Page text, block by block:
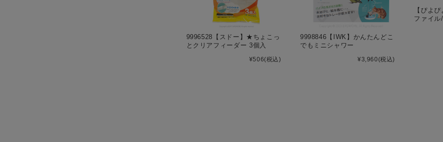
9996528【スドー】★ちょこっ
とクリアフィーダー 3個入
¥506(税込)
9998846【IWK】かんたんどこ
でもミニシャワー
¥3,960(税込)
【ぴよ
ファイ